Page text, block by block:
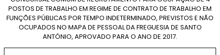
POSTOS DE TRABALHO EM REGIME DE CONTRATO DE TRABALHO EM
FUNÇÕES PÚBLICAS POR TEMPO INDETERMINADO, PREVISTOS E NÃO
OCUPADOS NO MAPA DE PESSOAL DA FREGUESIA DE SANTO
ANTÓNIO, APROVADO PARA O ANO DE 2017.